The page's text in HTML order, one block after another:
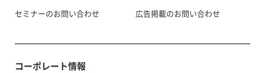
セミナーのお問い合わせ
広告掲載のお問い合わせ
コーポレート情報